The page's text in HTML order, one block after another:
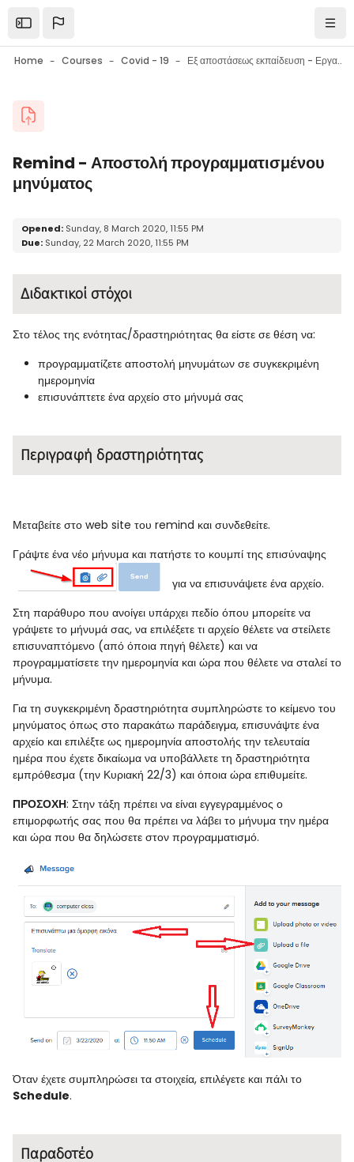
Open the sidebar
Home Courses Covid - 19 Εξ αποστάσεως εκπαίδευση - Εργαλεία επικοινωνίας - Εργαλεία συνεργασίας - Συμβουλές
Blocks
Remind - Αποστολή προγραμματισμένου
μηνύματος
Blocks
Completion requirements
Opened: Sunday, 8 March 2020, 11:55 PM
Due: Sunday, 22 March 2020, 11:55 PM
Διδακτικοί στόχοι
Στο τέλος της ενότητας/δραστηριότητας θα είστε σε θέση να:
προγραμματίζετε αποστολή μηνυμάτων σε συγκεκριμένη
ημερομηνία
επισυνάπτετε ένα αρχείο στο μήνυμά σας
Περιγραφή δραστηριότητας
Μεταβείτε στο web site του remind και συνδεθείτε.
Γράψτε ένα νέο μήνυμα και πατήστε το κουμπί της επισύναψης
για να επισυνάψετε ένα αρχείο.
Στη παράθυρο που ανοίγει υπάρχει πεδίο όπου μπορείτε να
γράψετε το μήνυμά σας, να επιλέξετε τι αρχείο θέλετε να στείλετε
επισυναπτόμενο (από όποια πηγή θέλετε) και να
προγραμματίσετε την ημερομηνία και ώρα που θέλετε να σταλεί το
μήνυμα.
Για τη συγκεκριμένη δραστηριότητα συμπληρώστε το κείμενο του
μηνύματος όπως στο παρακάτω παράδειγμα, επισυνάψτε ένα
αρχείο και επιλέξτε ως ημερομηνία αποστολής την τελευταία
ημέρα που έχετε δικαίωμα να υποβάλλετε τη δραστηριότητα
εμπρόθεσμα (την Κυριακή 22/3) και όποια ώρα επιθυμείτε.
ΠΡΟΣΟΧΗ: Στην τάξη πρέπει να είναι εγγεγραμμένος ο
επιμορφωτής σας που θα πρέπει να λάβει το μήνυμα την ημέρα
και ώρα που θα δηλώσετε στον προγραμματισμό.
Όταν έχετε συμπληρώσει τα στοιχεία, επιλέγετε και πάλι το
Schedule.
Παραδοτέο